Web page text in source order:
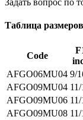
Таблица
Code
AFGO06MU04 9/
AFGO09MU04
AFGO09MU06
AFGO09MU08